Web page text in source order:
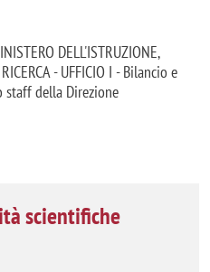
DELL'ISTRUZIONE,
- UFFICIO I - Bilancio e
staff della Direzione
scientifiche